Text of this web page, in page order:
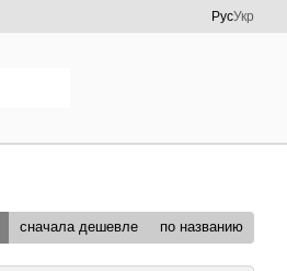
РусУкр
сначала дешевле по названию